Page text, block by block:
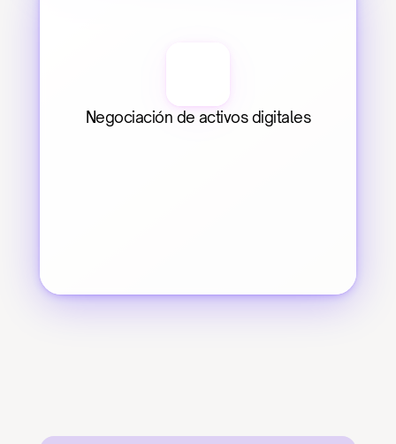
Negociación de activos digitales